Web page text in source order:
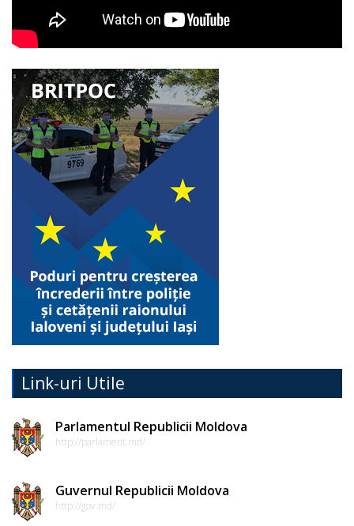
Link-uri Utile
Parlamentul Republicii Moldova
http://parlament.md/
Guvernul Republicii Moldova
http://gov.md/